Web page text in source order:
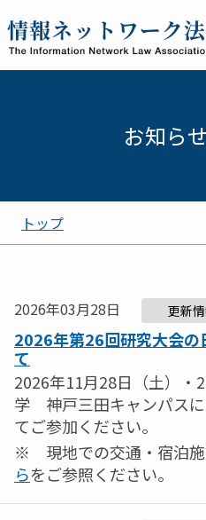
お知ら
トップ
2026年03月28日 更新
2026年第26回研究大会の
て
2026年11月28日（土）・
学 神戸三田キャンパス
てご参加ください。
※ 現地での交通・宿泊施
らをご参照ください。